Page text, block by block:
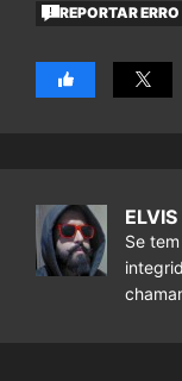
REPORTAR ERRO
Se